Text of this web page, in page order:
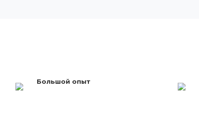
Большой опыт